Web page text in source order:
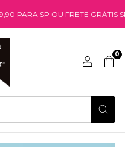
SP OU FRETE GRÁTIS SP
0